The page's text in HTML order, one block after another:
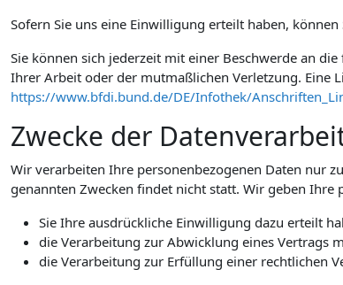
Sofern Sie uns eine Einwilligung erteilt haben,
Sie können sich jederzeit mit einer Beschwerde an
Ihrer Arbeit oder der mutmaßlichen Verletzung. Eine
https://www.bfdi.bund.de/DE/Infothek/
Zwecke der
Wir verarbeiten Ihre personenbezogenen Daten nur
genannten Zwecken findet nicht statt. Wir geben
Sie Ihre ausdrückliche Einwilligung dazu erteilt
die Verarbeitung zur Abwicklung eines Vertrags
die Verarbeitung zur Erfüllung einer rechtlichen